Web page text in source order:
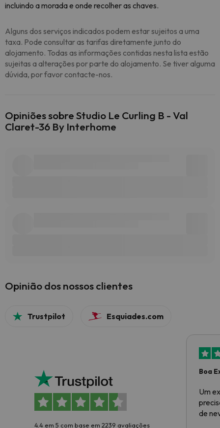
incluindo a morada e onde recolher as chaves.
Alguns dos serviços indicados podem estar sujeitos a uma
taxa. Pode consultar as tarifas diretamente junto do
alojamento. Todas as informações contidas nesta lista estão
sujeitas a alterações por parte do alojamento. Se tiver alguma
dúvida, por favor contacte-nos.
Opiniões sobre Studio Le Curling B - Val
Claret-36 By Interhome
Opinião dos nossos clientes
Trustpilot Esquiades.com
4.4 em 5 com base em 2239 avaliações
Boa
Um
de